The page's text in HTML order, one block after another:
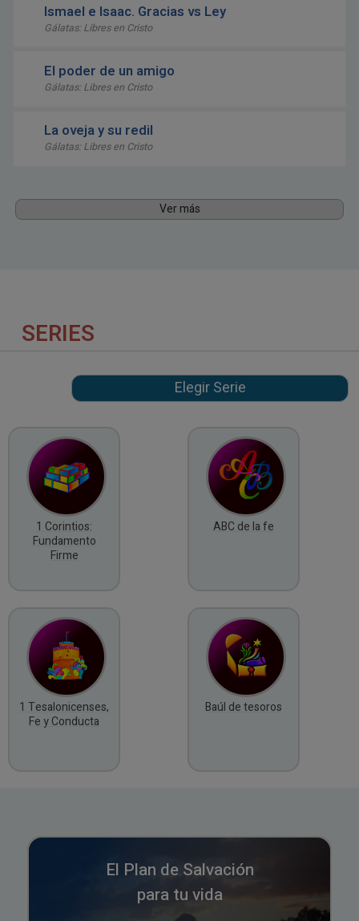
Ismael e Isaac. Gracias vs Ley
Gálatas: Libres en Cristo
El poder de un amigo
Gálatas: Libres en Cristo
La oveja y su redil
Gálatas: Libres en Cristo
Ver más
El Plan de Salvación
para tu vida
SERIES
1 Corintios:
Fundamento
Firme
1 Tesalonicenses,
Fe y Conducta
ABC de la fe
Baúl de tesoros